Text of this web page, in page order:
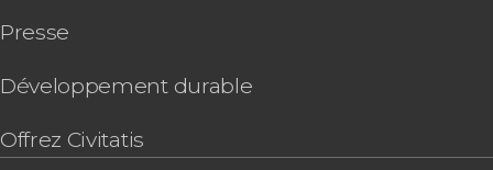
Presse
Développement durable
Offrez Civitatis